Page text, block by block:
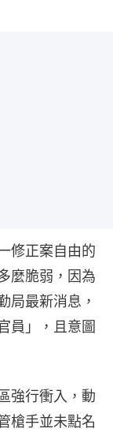
修正案自由的
麼脆弱，因為
局最新消息，
員」，且意圖
強行衝入，動
槍手並未點名